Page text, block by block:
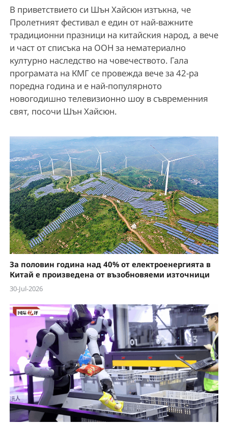
В приветствието си Шън Хайсюн изтъкна, че
Пролетният фестивал е един от най-важните
традиционни празници на китайския народ, а вече
и част от списъка на ООН за нематериално
културно наследство на човечеството. Гала
програмата на КМГ се провежда вече за 42-ра
поредна година и е най-популярното
новогодишно телевизионно шоу в съвременния
свят, посочи Шън Хайсюн.
За половин година над 40% от електроенергията в
Китай е произведена от възобновяеми източници
30-Jul-2026